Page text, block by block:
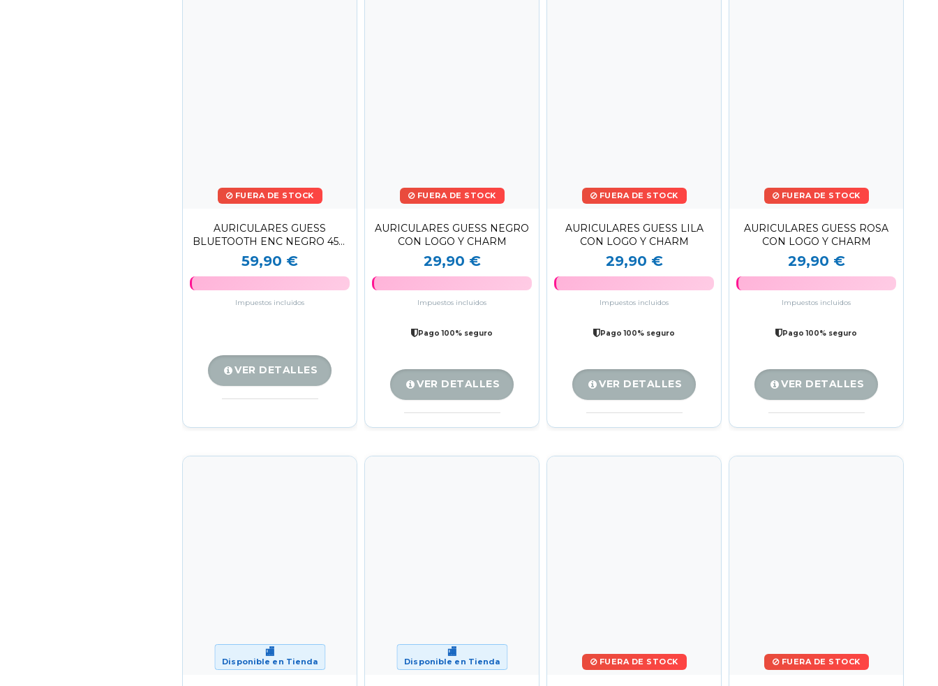
FUERA DE STOCK
AURICULARES GUESS
BLUETOOTH ENC NEGRO 45H
AUTONOMÍA SONIDO HI-FI
59,90 €
Impuestos incluidos
VER DETALLES
FUERA DE STOCK
AURICULARES GUESS NEGRO
CON LOGO Y CHARM
29,90 €
Impuestos incluidos
Pago 100% seguro
VER DETALLES
FUERA DE STOCK
AURICULARES GUESS LILA
CON LOGO Y CHARM
29,90 €
Impuestos incluidos
Pago 100% seguro
VER DETALLES
FUERA DE STOCK
AURICULARES GUESS ROSA
CON LOGO Y CHARM
29,90 €
Impuestos incluidos
Pago 100% seguro
VER DETALLES
🏬
Disponible en Tienda
🏬
Disponible en Tienda FUERA DE STOCK FUERA DE STOCK